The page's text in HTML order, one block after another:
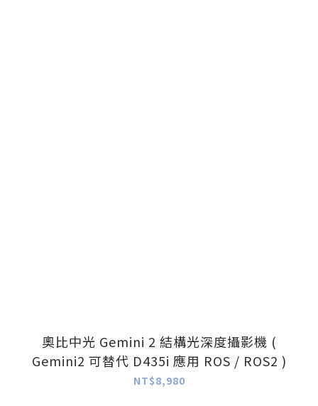
奧比中光 Gemini 2 結構光深度攝影機 (
Gemini2 可替代 D435i 應用 ROS / ROS2 )
NT$8,980